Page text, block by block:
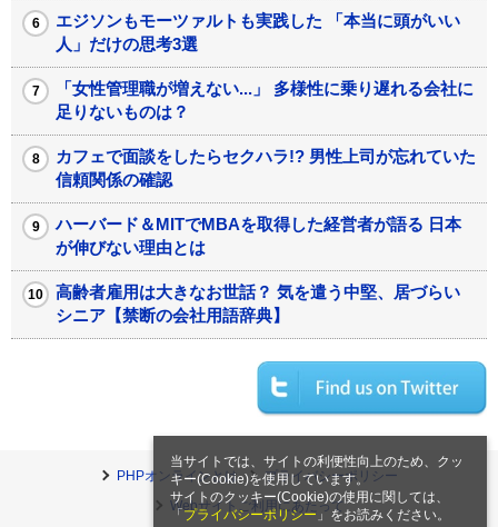
当サイトでは、サイトの利便性向上のため、クッ
キー(Cookie)を使用しています。
サイトのクッキー(Cookie)の使用に関しては、
「 プライバシーポリシー 」をお読みください。
エジソンもモーツァルトも実践した 「本当に頭がいい
人」だけの思考3選
「女性管理職が増えない...」 多様性に乗り遅れる会社に
足りないものは？
カフェで面談をしたらセクハラ!? 男性上司が忘れていた
信頼関係の確認
ハーバード＆MITでMBAを取得した経営者が語る 日本
が伸びない理由とは
高齢者雇用は大きなお世話？ 気を遣う中堅、居づらい
シニア【禁断の会社用語辞典】
PHPオンラインとは
プライバシーポリシー
Webサイトご利用にあたって